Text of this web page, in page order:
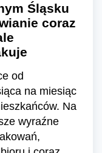
Śląsku
coraz
od
na miesiąc
Na
wyraźne